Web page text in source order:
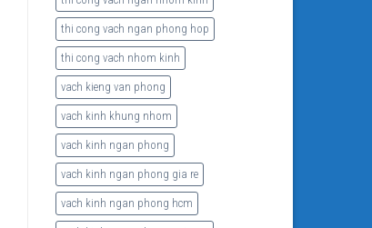
thi cong vach ngan phong hop
thi cong vach nhom kinh
vach kieng van phong
vach kinh khung nhom
vach kinh ngan phong
vach kinh ngan phong gia re
vach kinh ngan phong hcm